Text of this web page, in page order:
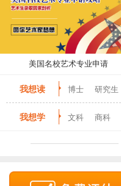
美国名校艺术专业申请
我想读 博士 研究生
我想学 文科 商科